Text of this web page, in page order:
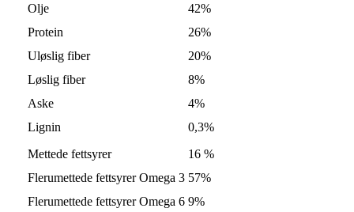
Olje
42%
Protein
26%
Uløslig fiber
20%
Løslig fiber
8%
Aske
4%
Lignin
0,3%
Mettede fettsyrer
16 %
Flerumettede fettsyrer Omega 3 57%
Flerumettede fettsyrer Omega 6 9%